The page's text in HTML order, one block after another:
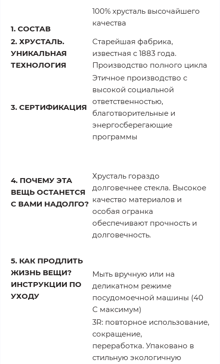
1. СОСТАВ
100% хрусталь высочайшего
качества
2. ХРУСТАЛЬ.
УНИКАЛЬНАЯ
ТЕХНОЛОГИЯ
Старейшая фабрика,
известная с 1883 года.
Производство полного цикла
3. СЕРТИФИКАЦИЯ
Этичное производство с
высокой социальной
ответственностью,
благотворительные и
энергосберегающие
программы
4. ПОЧЕМУ ЭТА
ВЕЩЬ ОСТАНЕТСЯ
С ВАМИ НАДОЛГО?
Хрусталь гораздо
долговечнее стекла. Высокое
качество материалов и
особая огранка
обеспечивают прочность и
долговечность.
5. КАК ПРОДЛИТЬ
ЖИЗНЬ ВЕЩИ?
ИНСТРУКЦИИ ПО
УХОДУ
Мыть вручную или на
деликатном режиме
посудомоечной машины (40
С максимум)
3R: повторное использование,
сокращение,
переработка. Упаковано в
стильную экологичную